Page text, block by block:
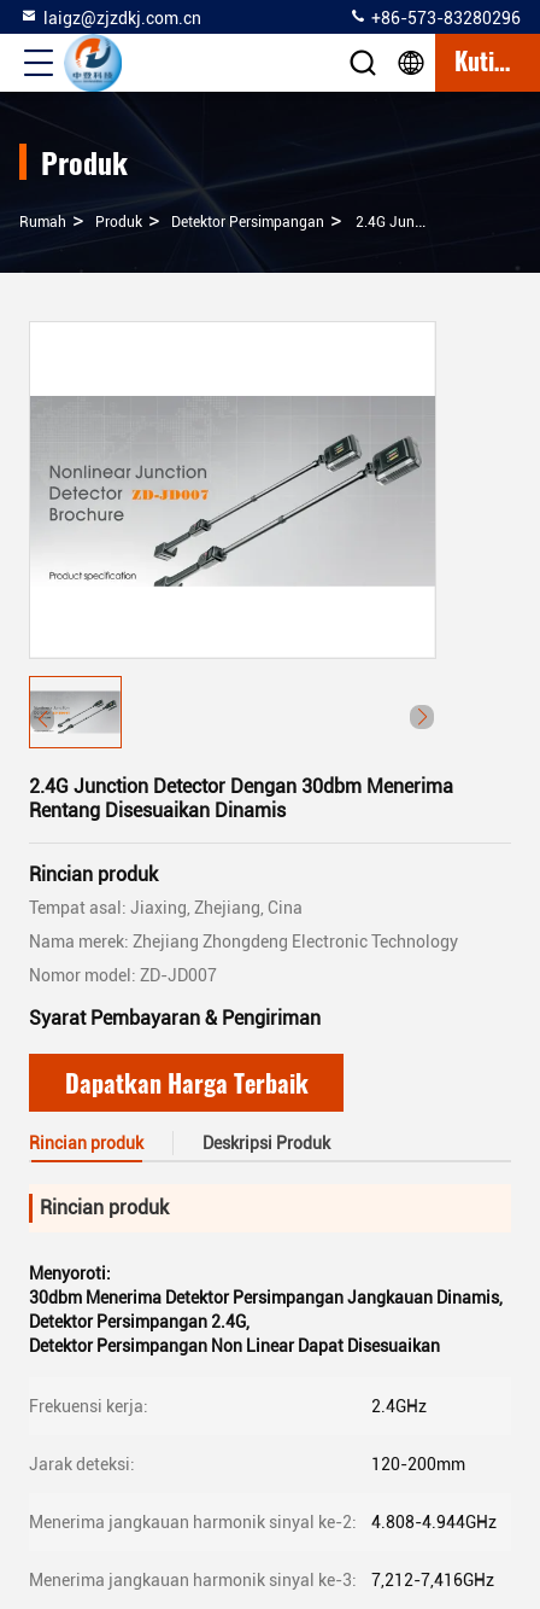
laigz@zjzdkj.com.cn +86-573-83280296
Kutipan
Produk
Rumah > Produk > Detektor Persimpangan > 2.4G Junction Detector Dengan 30dbm Menerima Rentang Disesuaikan Dinamis
2.4G Junction Detector Dengan 30dbm Menerima
Rentang Disesuaikan Dinamis
Rincian produk
Tempat asal: Jiaxing, Zhejiang, Cina
Nama merek: Zhejiang Zhongdeng Electronic Technology
Nomor model: ZD-JD007
Syarat Pembayaran & Pengiriman
Dapatkan Harga Terbaik
Rincian produk Deskripsi Produk
Rincian produk
Menyoroti:
30dbm Menerima Detektor Persimpangan Jangkauan Dinamis,
Detektor Persimpangan 2.4G,
Detektor Persimpangan Non Linear Dapat Disesuaikan
Frekuensi kerja: 2.4GHz
Jarak deteksi: 120-200mm
Menerima jangkauan harmonik sinyal ke-2: 4.808-4.944GHz
Menerima jangkauan harmonik sinyal ke-3: 7,212-7,416GHz